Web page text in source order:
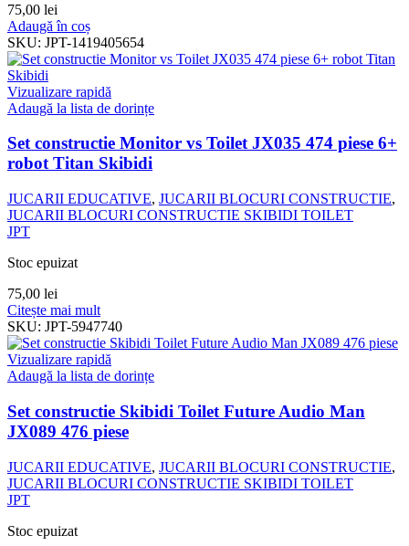
75,00 lei
Adaugă în coș
SKU: JPT-1419405654
Vizualizare rapidă
Adaugă la lista de dorințe
Set constructie Monitor vs Toilet JX035 474 piese 6+
robot Titan Skibidi
JUCARII EDUCATIVE, JUCARII BLOCURI CONSTRUCTIE,
JUCARII BLOCURI CONSTRUCTIE SKIBIDI TOILET
JPT
Stoc epuizat
75,00 lei
Citește mai mult
SKU: JPT-5947740
Vizualizare rapidă
Adaugă la lista de dorințe
Set constructie Skibidi Toilet Future Audio Man
JX089 476 piese
JUCARII EDUCATIVE, JUCARII BLOCURI CONSTRUCTIE,
JUCARII BLOCURI CONSTRUCTIE SKIBIDI TOILET
JPT
Stoc epuizat